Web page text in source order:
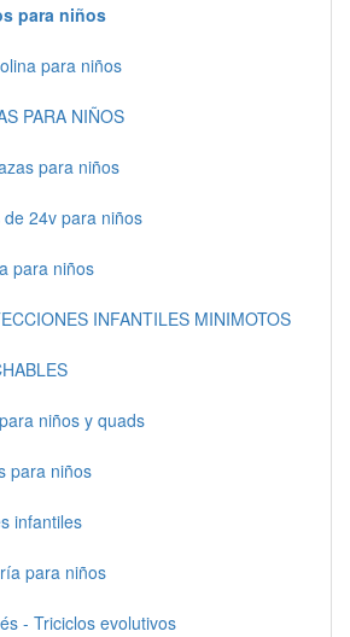
para niños
para niños
PARA NIÑOS
para niños
24v para niños
para niños
INFANTILES MINIMOTOS
niños y quads
para niños
infantiles
para niños
- Triciclos evolutivos